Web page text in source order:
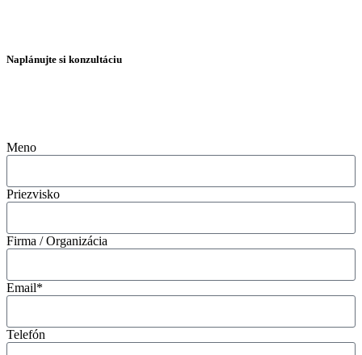
Naplánujte si konzultáciu
Meno
Priezvisko
Firma / Organizácia
Email*
Telefón